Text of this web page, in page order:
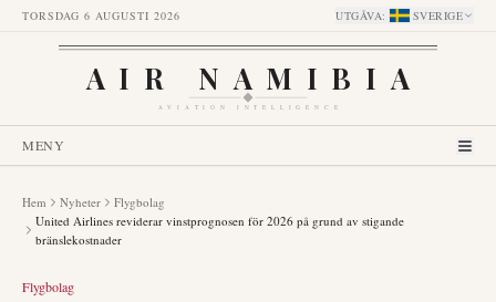
TORSDAG 6 AUGUSTI 2026 UTGÅVA: SVERIGE
AIR NAMIBIA
AVIATION INTELLIGENCE
MENY
Hem Nyheter
Flygbolag
United Airlines reviderar vinstprognosen för 2026 på grund av stigande
bränslekostnader
Flygbolag